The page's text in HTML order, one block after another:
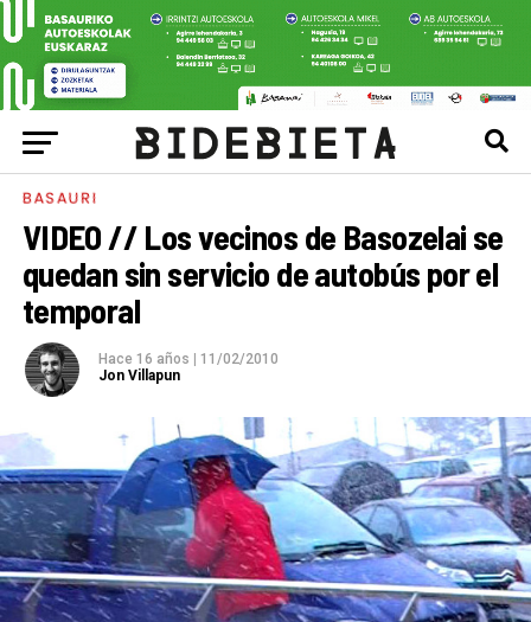
BASAURI
VIDEO // Los vecinos de Basozelai se
quedan sin servicio de autobús por el
temporal
Hace 16 años
11/02/2010
Jon Villapun